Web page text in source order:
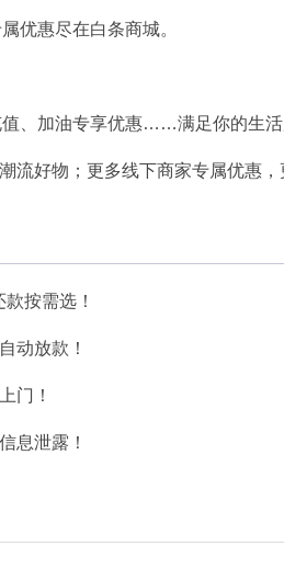
优惠尽在白条商城。
、加油专享优惠……满足你的生活
流好物；更多线下商家专属优惠，
按需选！
动放款！
门！
息泄露！